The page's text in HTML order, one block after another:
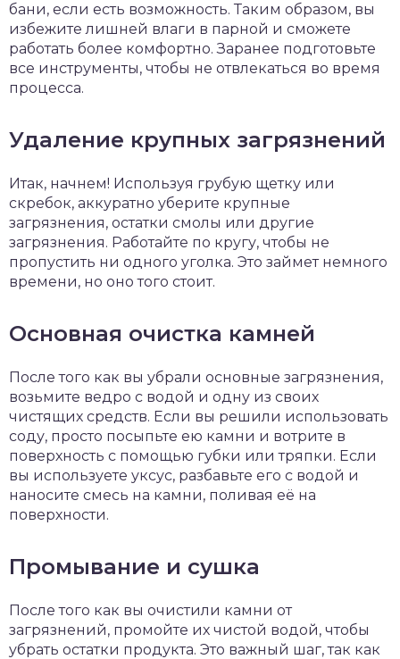
бани, если есть возможность. Таким образом, вы
избежите лишней влаги в парной и сможете
работать более комфортно. Заранее подготовьте
все инструменты, чтобы не отвлекаться во время
процесса.
Удаление крупных загрязнений
Итак, начнем! Используя грубую щетку или
скребок, аккуратно уберите крупные
загрязнения, остатки смолы или другие
загрязнения. Работайте по кругу, чтобы не
пропустить ни одного уголка. Это займет немного
времени, но оно того стоит.
Основная очистка камней
После того как вы убрали основные загрязнения,
возьмите ведро с водой и одну из своих
чистящих средств. Если вы решили использовать
соду, просто посыпьте ею камни и вотрите в
поверхность с помощью губки или тряпки. Если
вы используете уксус, разбавьте его с водой и
наносите смесь на камни, поливая её на
поверхности.
Промывание и сушка
После того как вы очистили камни от
загрязнений, промойте их чистой водой, чтобы
убрать остатки продукта. Это важный шаг, так как